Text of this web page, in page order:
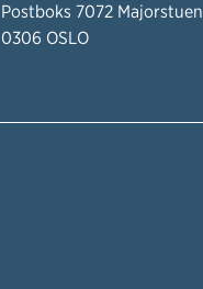
Postboks 7072 Majorstuen
0306 OSLO